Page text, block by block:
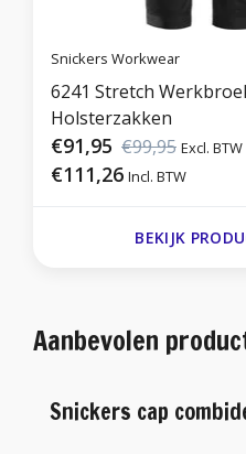
Snickers Workwear
6241 Stretch
Holsterzakken
€91,95 €99,95 Excl. BTW
€111,26 Incl. BTW
BEKIJK
Aanbevolen
Snickers cap